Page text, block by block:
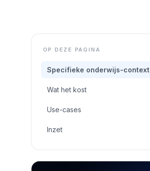
OP DEZE PAGINA
Specifieke onderwijs-context
Wat het kost
Use-cases
Inzet